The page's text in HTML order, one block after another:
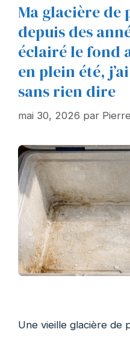
Ma glacière de
depuis des
éclairé le fond
en plein été,
sans rien dire
mai 30, 2026 par
Une vieille glacière de